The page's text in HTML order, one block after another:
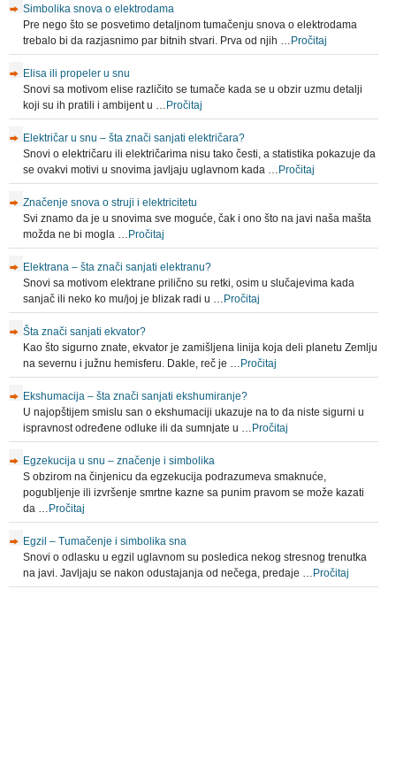
Simbolika snova o elektrodama
Pre nego što se posvetimo detaljnom tumačenju snova o elektrodama
trebalo bi da razjasnimo par bitnih stvari. Prva od njih … Pročitaj
Elisa ili propeler u snu
Snovi sa motivom elise različito se tumače kada se u obzir uzmu detalji
koji su ih pratili i ambijent u … Pročitaj
Električar u snu – šta znači sanjati električara?
Snovi o električaru ili električarima nisu tako česti, a statistika pokazuje da
se ovakvi motivi u snovima javljaju uglavnom kada … Pročitaj
Značenje snova o struji i elektricitetu
Svi znamo da je u snovima sve moguće, čak i ono što na javi naša mašta
možda ne bi mogla … Pročitaj
Elektrana – šta znači sanjati elektranu?
Snovi sa motivom elektrane prilično su retki, osim u slučajevima kada
sanjač ili neko ko mu/joj je blizak radi u … Pročitaj
Šta znači sanjati ekvator?
Kao što sigurno znate, ekvator je zamišljena linija koja deli planetu Zemlju
na severnu i južnu hemisferu. Dakle, reč je … Pročitaj
Ekshumacija – šta znači sanjati ekshumiranje?
U najopštijem smislu san o ekshumaciji ukazuje na to da niste sigurni u
ispravnost određene odluke ili da sumnjate u … Pročitaj
Egzekucija u snu – značenje i simbolika
S obzirom na činjenicu da egzekucija podrazumeva smaknuće,
pogubljenje ili izvršenje smrtne kazne sa punim pravom se može kazati
da … Pročitaj
Egzil – Tumačenje i simbolika sna
Snovi o odlasku u egzil uglavnom su posledica nekog stresnog trenutka
na javi. Javljaju se nakon odustajanja od nečega, predaje … Pročitaj